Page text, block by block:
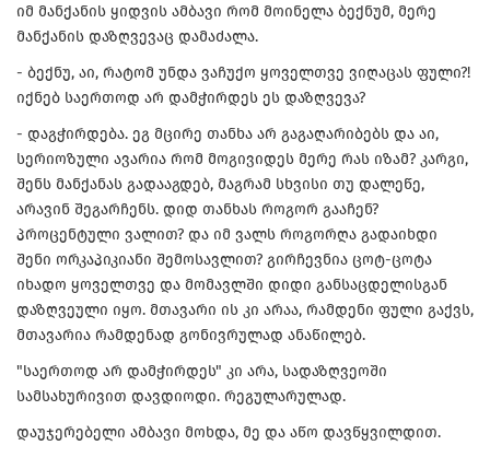
იმ მანქანის ყიდვის ამბავი რომ მოინელა ბექნუმ, მერე
მანქანის დაზღვევაც დამაძალა.
- ბექნუ, აი, რატომ უნდა ვაჩუქო ყოველთვე ვიღაცას ფული?!
იქნებ საერთოდ არ დამჭირდეს ეს დაზღვევა?
- დაგჭირდება. ეგ მცირე თანხა არ გაგაღარიბებს და აი,
სერიოზული ავარია რომ მოგივიდეს მერე რას იზამ? კარგი,
შენს მანქანას გადააგდებ, მაგრამ სხვისი თუ დალეწე,
არავინ შეგარჩენს. დიდ თანხას როგორ გააჩენ?
პროცენტული ვალით? და იმ ვალს როგორღა გადაიხდი
შენი ორკაპიკიანი შემოსავლით? გირჩევნია ცოტ-ცოტა
იხადო ყოველთვე და მომავლში დიდი განსაცდელისგან
დაზღვეული იყო. მთავარი ის კი არაა, რამდენი ფული გაქვს,
მთავარია რამდენად გონივრულად ანაწილებ.
"საერთოდ არ დამჭირდეს" კი არა, სადაზღვეოში
სამსახურივით დავდიოდი. რეგულარულად.
დაუჯერებელი ამბავი მოხდა, მე და აწო დავწყვილდით.